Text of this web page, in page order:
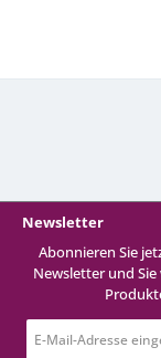
Newsletter
Abonnieren Sie
Newsletter und